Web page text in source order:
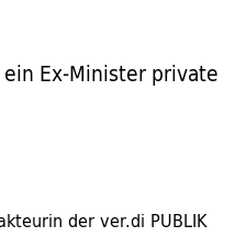
Ex-Minister private
der ver.di PUBLIK